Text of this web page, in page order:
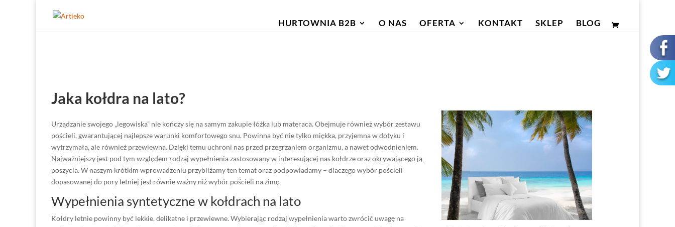
HURTOWNIA B2B O NAS OFERTA KONTAKT SKLEP BLOG
Jaka kołdra na lato?
Urządzanie swojego „legowiska” nie kończy się na samym zakupie łóżka lub materaca. Obejmuje również wybór zestawu
pościeli, gwarantującej najlepsze warunki komfortowego snu. Powinna być nie tylko miękka, przyjemna w dotyku i
wytrzymała, ale również przewiewna. Dzięki temu uchroni nas przed przegrzaniem organizmu, a nawet odwodnieniem.
Najważniejszy jest pod tym względem rodzaj wypełnienia zastosowany w interesującej nas kołdrze oraz okrywającego ją
poszycia. W naszym krótkim wprowadzeniu przybliżamy ten temat oraz podpowiadamy – dlaczego wybór pościeli
dopasowanej do pory letniej jest równie ważny niż wybór pościeli na zimę.
Wypełnienia syntetyczne w kołdrach na lato
Kołdry letnie powinny być lekkie, delikatne i przewiewne. Wybierając rodzaj wypełnienia warto zwrócić uwagę na